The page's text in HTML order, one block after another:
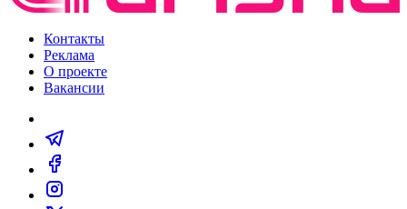
Контакты
Реклама
О проекте
Вакансии